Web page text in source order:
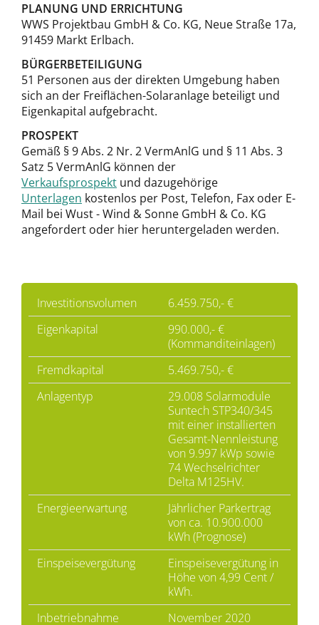
PLANUNG UND ERRICHTUNG
WWS Projektbau GmbH & Co. KG, Neue Straße 17a,
91459 Markt Erlbach.
BÜRGERBETEILIGUNG
51 Personen aus der direkten Umgebung haben
sich an der Freiflächen-Solaranlage beteiligt und
Eigenkapital aufgebracht.
PROSPEKT
Gemäß § 9 Abs. 2 Nr. 2 VermAnlG und § 11 Abs. 3
Satz 5 VermAnlG können der
Verkaufsprospekt und dazugehörige
Unterlagen kostenlos per Post, Telefon, Fax oder E-
Mail bei Wust - Wind & Sonne GmbH & Co. KG
angefordert oder hier heruntergeladen werden.
Investitionsvolumen
6.459.750,- €
Eigenkapital
990.000,- €
(Kommanditeinlagen)
Fremdkapital
5.469.750,- €
Anlagentyp
29.008 Solarmodule
Suntech STP340/345
mit einer installierten
Gesamt-Nennleistung
von 9.997 kWp sowie
74 Wechselrichter
Delta M125HV.
Energieerwartung
Jährlicher Parkertrag
von ca. 10.900.000
kWh (Prognose)
Einspeisevergütung
Einspeisevergütung in
Höhe von 4,99 Cent /
kWh.
Inbetriebnahme
November 2020